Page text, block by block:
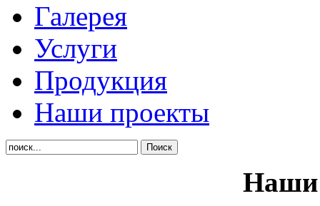
Галерея
Услуги
Продукция
Наши проекты
Наши